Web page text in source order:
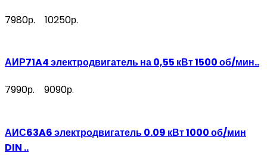
7980р. 10250р.
АИР71A4 электродвигатель на 0,55 кВт 1500 об/мин..
7990р. 9090р.
АИС63A6 электродвигатель 0.09 кВт 1000 об/мин
DIN ..